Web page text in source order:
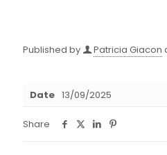
Published by Patricia Giacon
Date 13/09/2025
Share